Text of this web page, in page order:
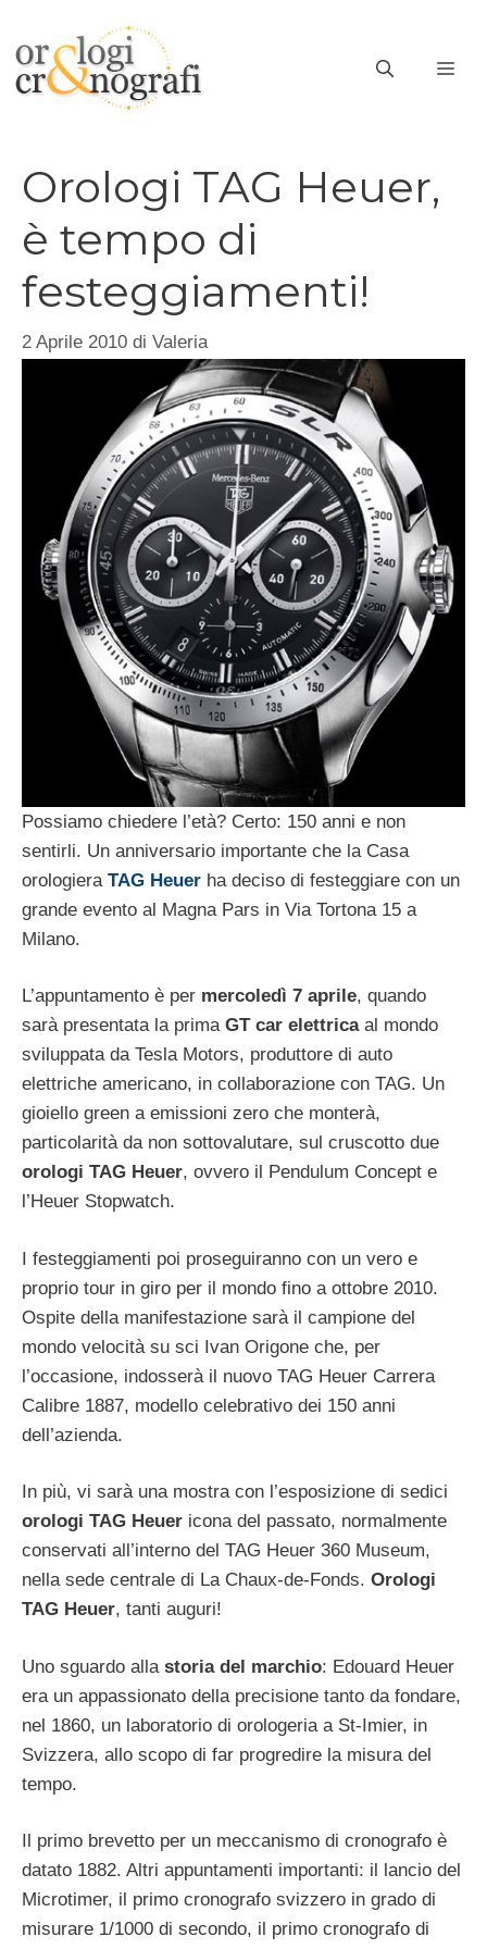
contenuto
Orologi TAG Heuer,
è tempo di
festeggiamenti!
2 Aprile 2010 di Valeria
Possiamo chiedere l’età? Certo: 150 anni e non
sentirli. Un anniversario importante che la Casa
orologiera TAG Heuer ha deciso di festeggiare con un
grande evento al Magna Pars in Via Tortona 15 a
Milano.
L’appuntamento è per mercoledì 7 aprile, quando
sarà presentata la prima GT car elettricaal mondo
sviluppata da Tesla Motors, produttore di auto
elettriche americano, in collaborazione con TAG. Un
gioiello green a emissioni zero che monterà,
particolarità da non sottovalutare, sul cruscotto due
orologi TAG Heuer, ovvero il Pendulum Concept e
l’Heuer Stopwatch.
I festeggiamenti poi proseguiranno con un vero e
proprio tour in giro per il mondo fino a ottobre 2010.
Ospite della manifestazione sarà il campione del
mondo velocità su sci Ivan Origone che, per
l’occasione, indosserà il nuovo TAG Heuer Carrera
Calibre 1887, modello celebrativo dei 150 anni
dell’azienda.
In più, vi sarà una mostra con l’esposizione di sedici
orologi TAG Heuer icona del passato, normalmente
conservati all’interno del TAG Heuer 360 Museum,
nella sede centrale di La Chaux-de-Fonds. Orologi
TAG Heuer, tanti auguri!
Uno sguardo alla storia del marchio: Edouard Heuer
era un appassionato della precisione tanto da fondare,
nel 1860, un laboratorio di orologeria a St-Imier, in
Svizzera, allo scopo di far progredire la misura del
tempo.
Il primo brevetto per un meccanismo di cronografo è
datato 1882. Altri appuntamenti importanti: il lancio del
Microtimer, il primo cronografo svizzero in grado di
misurare 1/1000 di secondo, il primo cronografo di